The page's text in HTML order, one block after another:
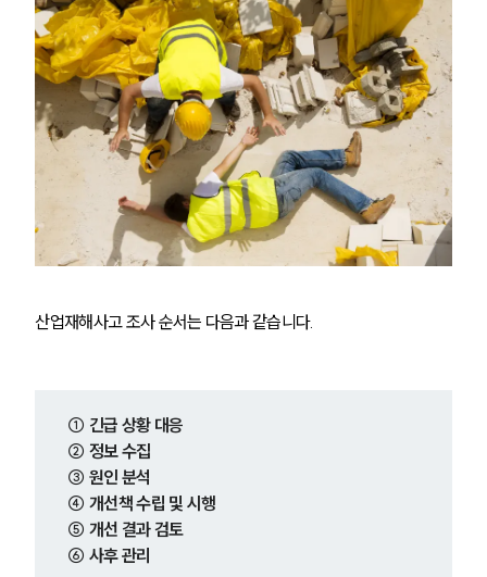
산업재해사고 조사 순서는 다음과 같습니다.
① 긴급 상황 대응
② 정보 수집
③ 원인 분석
④ 개선책 수립 및 시행
⑤ 개선 결과 검토
⑥ 사후 관리